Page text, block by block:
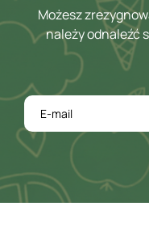
Możesz
należy odnaleźć